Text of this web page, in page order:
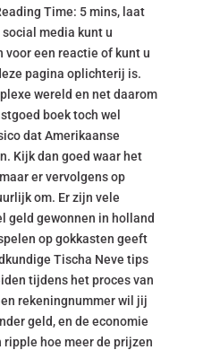
Time: 5 mins, laat
media kunt u
voor een reactie of kunt u
pagina oplichterij is.
wereld en net daarom
boek toch wel
dat Amerikaanse
Kijk dan goed waar het
er vervolgens op
om. Er zijn vele
geld gewonnen in holland
op gokkasten geeft
Tischa Neve tips
tijdens het proces van
rekeningnummer wil jij
geld, en de economie
hoe meer de prijzen